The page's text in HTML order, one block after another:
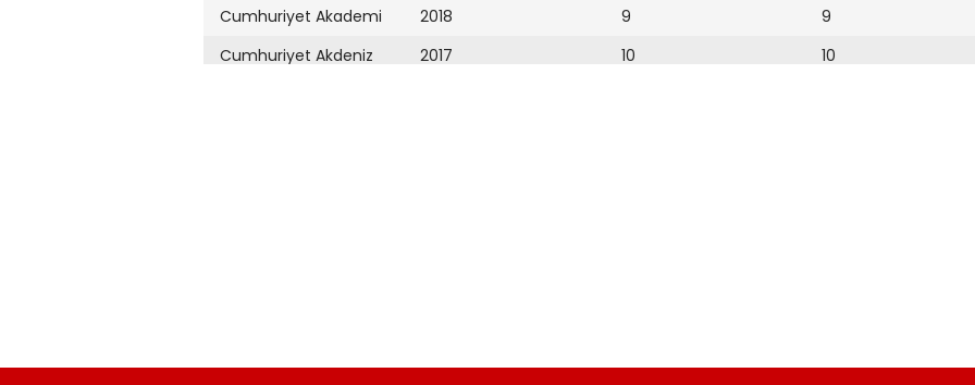
Cumhuriyet Akademi
Cumhuriyet Akdeniz
Cumhuriyet Çevre
2018
2017
2009
9
10
9
10
18